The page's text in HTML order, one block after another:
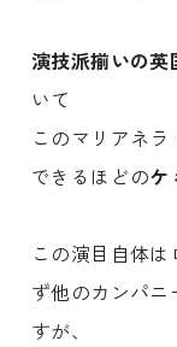
演技派揃いの英
いて
このマリアネ
できるほどのケ
この演目自体
ず他のカンパ
すが、